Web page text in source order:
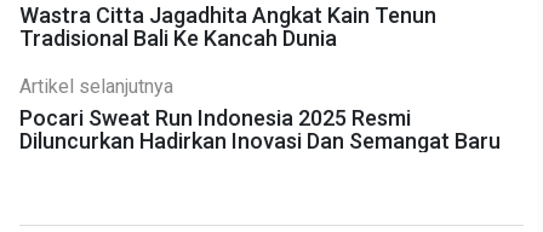
Wastra Citta Jagadhita Angkat Kain Tenun
Tradisional Bali Ke Kancah Dunia
Artikel selanjutnya
Pocari Sweat Run Indonesia 2025 Resmi
Diluncurkan Hadirkan Inovasi Dan Semangat Baru